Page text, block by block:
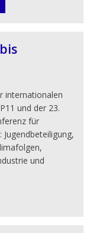
internationalen
und der 23.
für
und